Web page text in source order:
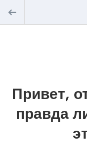
Привет,
правда